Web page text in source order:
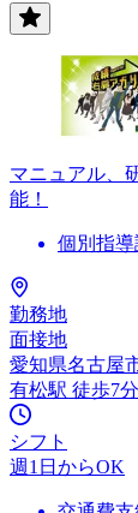
マニュアル、
能！
個別指導
勤務地
面接地
愛知県名古屋
有松駅 徒歩7
シフト
週1日からOK